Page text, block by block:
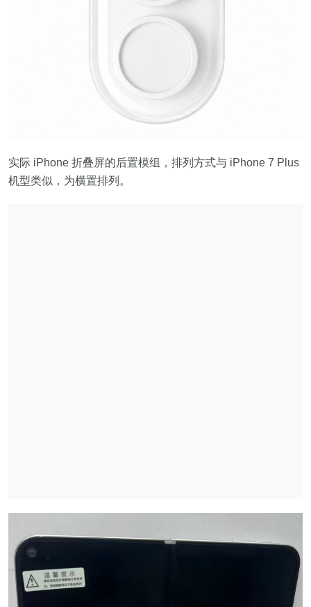
实际 iPhone 折叠屏的后置模组，排列方式与 iPhone 7 Plus
机型类似，为横置排列。